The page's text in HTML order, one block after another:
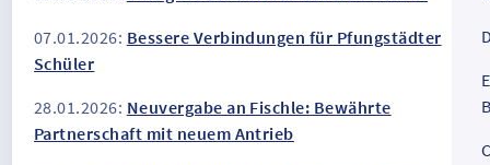
07.01.2026: Bessere Verbindungen für Pfungstädter
Schüler
28.01.2026: Neuvergabe an Fischle: Bewährte
Partnerschaft mit neuem Antrieb